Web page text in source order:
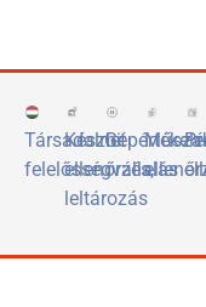
Társadalmi
felelősségvállalás
Készlet
ellenőrzés,
leltározás